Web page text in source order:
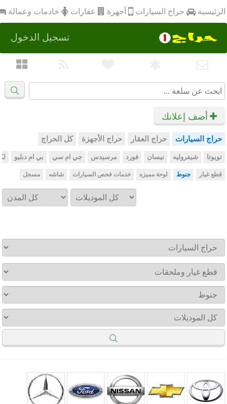
الرئيسية حراج السيارات أجهزة عقارات خادمات وعمالة
تسجيل الدخول
أضف إعلانك
حراج السيارات حراج العقار حراج الأجهزة كل الحراج
تويوتا شيفروليه نيسان فورد مرسيدس جي ام سي بي ام دبليو
قطع غيار جنوط لوحة مميزه خدمات فحص السيارات شاشه مسجل